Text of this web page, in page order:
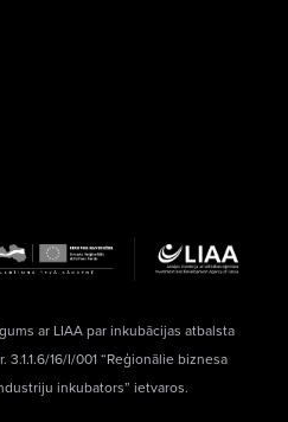
ar LIAA par inkubācijas atbalsta
16/I/001 “Reģionālie biznesa
inkubators” ietvaros.